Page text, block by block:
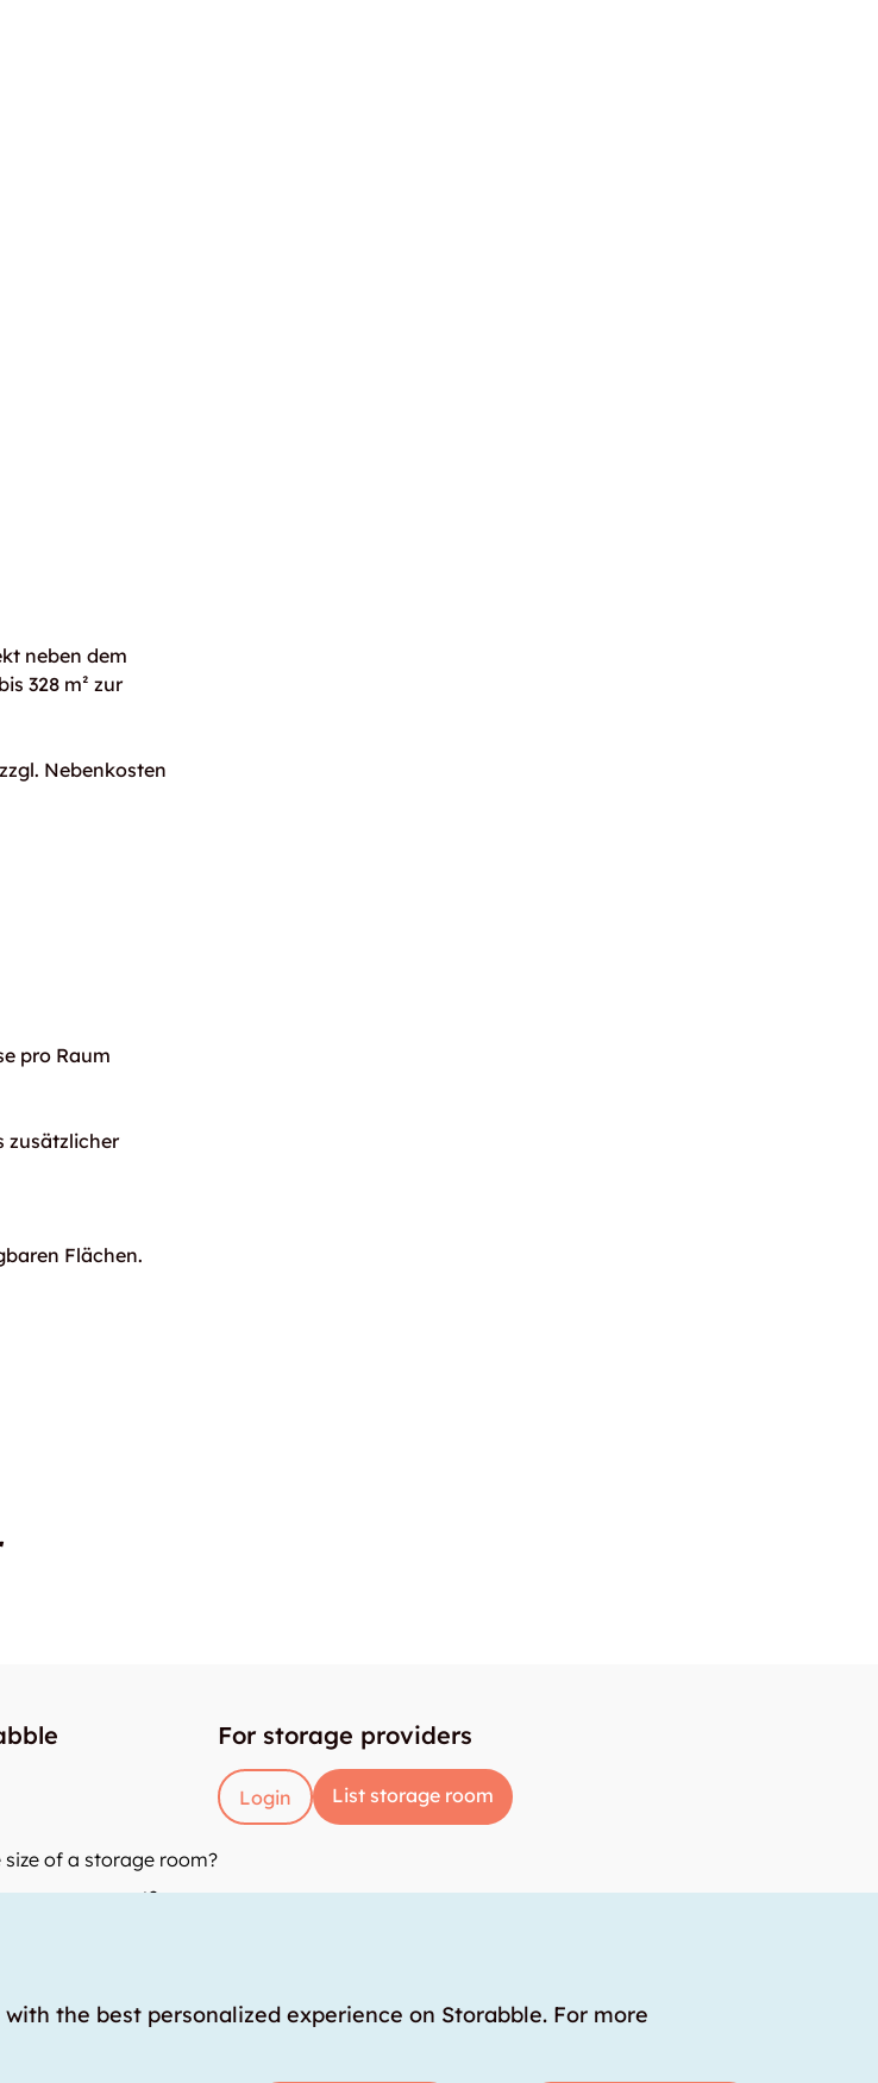
neben dem
328 m² zur
Nebenkosten
pro Raum
zusätzlicher
Flächen.
of a storage room?
room cost?
For storage providers
Login List storage room
the best personalized experience on Storabble. For more